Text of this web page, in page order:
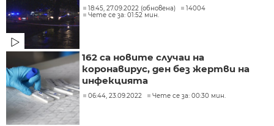
18:45, 27.09.2022 (обновена)
14004
Чете се за: 01:52 мин.
162 са новите случаи на
коронавирус, ден без жертви на
инфекцията
06:44, 23.09.2022 Чете се за: 00:30 мин.